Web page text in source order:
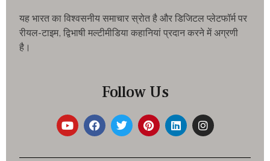
यह भारत का विश्वसनीय समाचार स्रोत है और डिजिटल प्लेटफॉर्म पर
रीयल-टाइम, द्विभाषी मल्टीमीडिया कहानियां प्रदान करने में अग्रणी
है।
Follow Us